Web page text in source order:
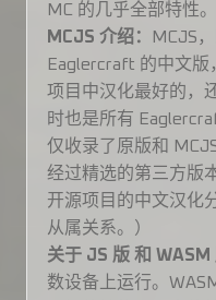
MC 的几乎全部特性。
MCJS 介绍：
MCJS
Eaglercraft 的中文
项目中汉化最好的，
时也是所有
仅收录了原版和
经过精选的第三方版
开源项目的中文汉化
从属关系。）
关于 JS 版 和 WASM
数设备上运行。